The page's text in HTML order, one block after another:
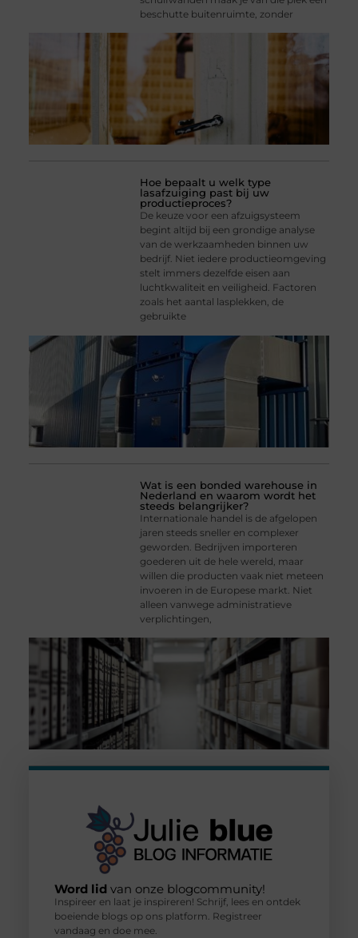
beschutte buitenruimte, zonder
Hoe bepaalt u welk type
lasafzuiging past bij uw
productieproces?
De keuze voor een afzuigsysteem
begint altijd bij een grondige analyse
van de werkzaamheden binnen uw
bedrijf. Niet iedere productieomgeving
stelt immers dezelfde eisen aan
luchtkwaliteit en veiligheid. Factoren
zoals het aantal lasplekken, de
gebruikte
Wat is een bonded warehouse in
Nederland en waarom wordt het
steeds belangrijker?
Internationale handel is de afgelopen
jaren steeds sneller en complexer
geworden. Bedrijven importeren
goederen uit de hele wereld, maar
willen die producten vaak niet meteen
invoeren in de Europese markt. Niet
alleen vanwege administratieve
verplichtingen,
Word lid van onze blogcommunity!
Inspireer en laat je inspireren! Schrijf, lees en ontdek
boeiende blogs op ons platform. Registreer
vandaag en doe mee.